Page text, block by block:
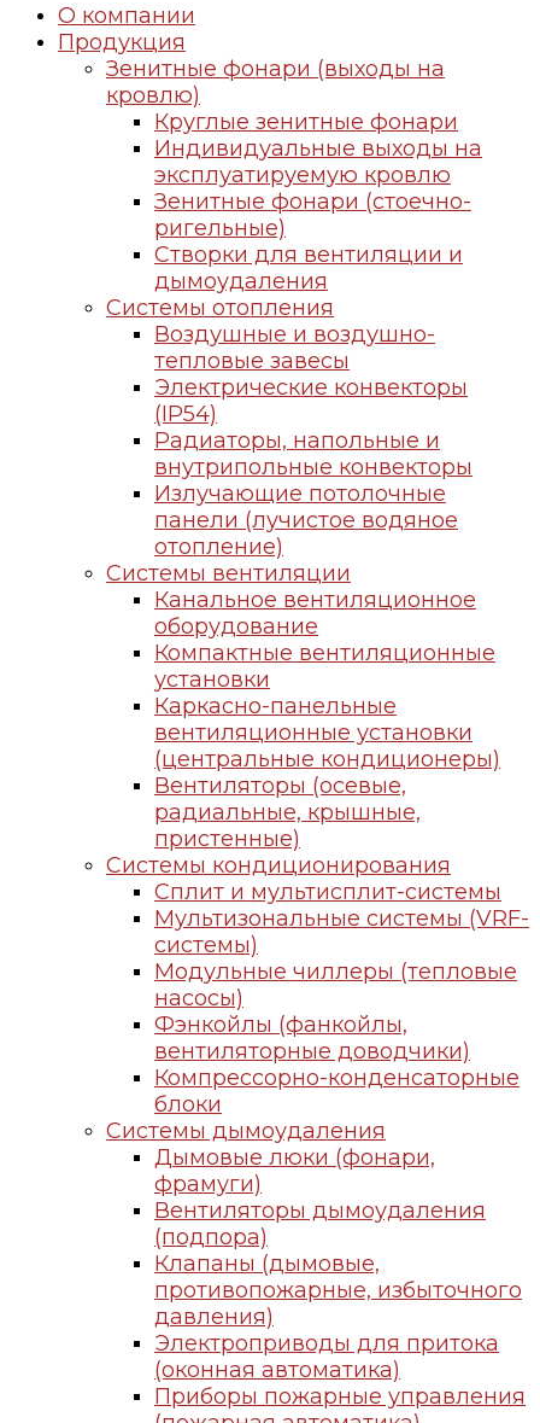
О компании
Продукция
Зенитные фонари (выходы на
кровлю)
Круглые зенитные фонари
Индивидуальные выходы на
эксплуатируемую кровлю
Зенитные фонари (стоечно-
ригельные)
Створки для вентиляции и
дымоудаления
Системы отопления
Воздушные и воздушно-
тепловые завесы
Электрические конвекторы
(IP54)
Радиаторы, напольные и
внутрипольные конвекторы
Излучающие потолочные
панели (лучистое водяное
отопление)
Системы вентиляции
Канальное вентиляционное
оборудование
Компактные вентиляционные
установки
Каркасно-панельные
вентиляционные установки
(центральные кондиционеры)
Вентиляторы (осевые,
радиальные, крышные,
пристенные)
Системы кондиционирования
Сплит и мультисплит-системы
Мультизональные системы (VRF-
системы)
Модульные чиллеры (тепловые
насосы)
Фэнкойлы (фанкойлы,
вентиляторные доводчики)
Компрессорно-конденсаторные
блоки
Системы дымоудаления
Дымовые люки (фонари,
фрамуги)
Вентиляторы дымоудаления
(подпора)
Клапаны (дымовые,
противопожарные, избыточного
давления)
Электроприводы для притока
(оконная автоматика)
Приборы пожарные управления